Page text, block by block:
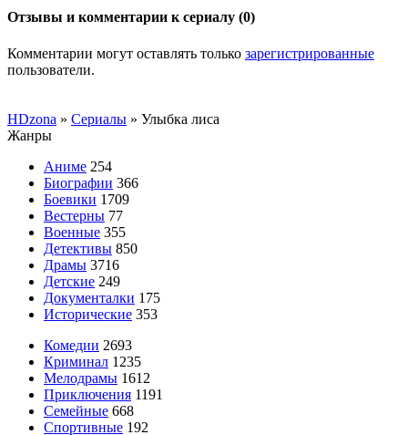
Отзывы и комментарии к сериалу (0)
Комментарии могут оставлять только зарегистрированные
пользователи.
HDzona » Сериалы » Улыбка лиса
Жанры
Аниме 254
Биографии 366
Боевики 1709
Вестерны 77
Военные 355
Детективы 850
Драмы 3716
Детские 249
Документалки 175
Исторические 353
Комедии 2693
Криминал 1235
Мелодрамы 1612
Приключения 1191
Семейные 668
Спортивные 192